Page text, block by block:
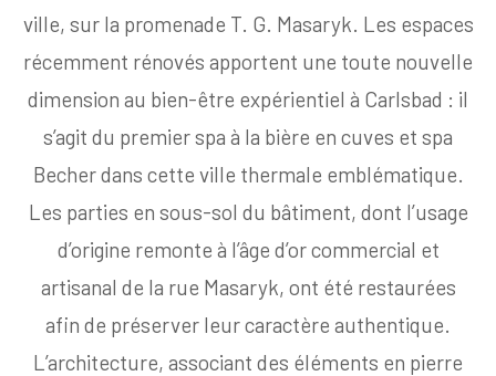
ville, sur la promenade T. G. Masaryk. Les espaces
récemment rénovés apportent une toute nouvelle
dimension au bien-être expérientiel à Carlsbad : il
s’agit du premier spa à la bière en cuves et spa
Becher dans cette ville thermale emblématique.
Les parties en sous-sol du bâtiment, dont l’usage
d’origine remonte à l’âge d’or commercial et
artisanal de la rue Masaryk, ont été restaurées
afin de préserver leur caractère authentique.
L’architecture, associant des éléments en pierre